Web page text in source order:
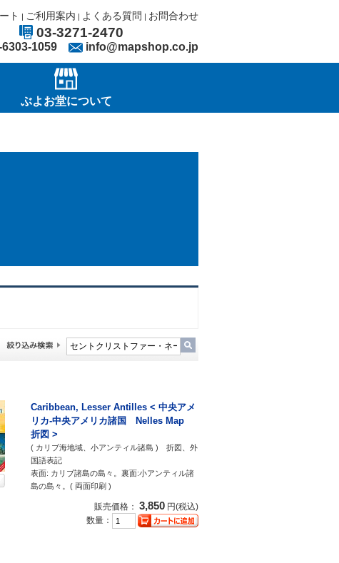
ト | ご利用案内 | よくある質問 | お問合わせ
03-3271-2470
6303-1059 info@mapshop.co.jp
ぶよお堂について
Caribbean, Lesser Antilles < 中央アメ
リカ-中央アメリカ諸国 Nelles Map
折図 >
( カリブ海地域、小アンティル諸島 ) 折図、外
国語表記
表面: カリブ諸島の島々。裏面:小アンティル諸
島の島々。( 両面印刷 )
販売価格： 3,850 円(税込)
数量：